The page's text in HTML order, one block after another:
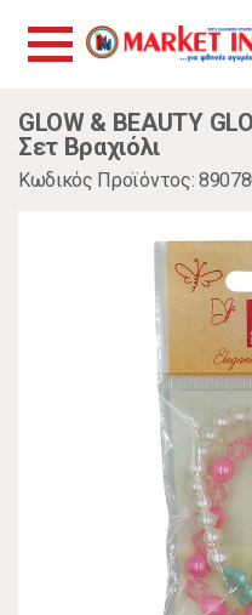
GLOW & BEAUTY
Σετ Βραχιόλι
Κωδικός Προϊόντος: